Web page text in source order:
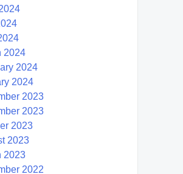
2024
2024
2024
2023
2023
2023
2023
2023
2022